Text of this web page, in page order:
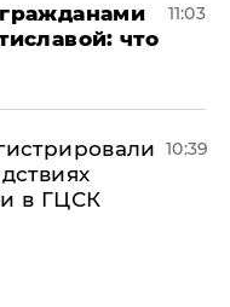
что
11:03
в ГЦСК
10:39